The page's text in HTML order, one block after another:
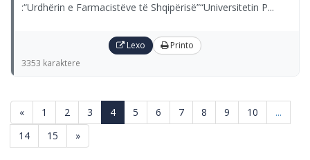
:“Urdhërin e Farmacistëve të Shqipërisë”“Universitetin P...
Lexo Printo
3353 karaktere
« 1 2 3 (current)
4 5 6 7 8 9 10
...
14
15 »